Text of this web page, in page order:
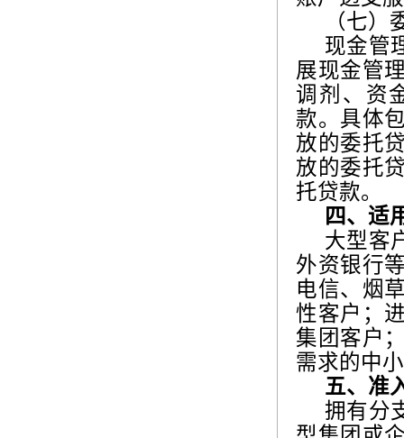
（七）
现金管
展现金管
调剂、资
款。具体
放的委托
放的委托
托贷款。
四、适
大型客
外资银行
电信、烟
性客户；
集团客户
需求的中
五、准
拥有分